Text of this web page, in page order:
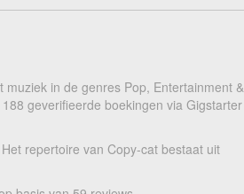
in de genres Pop, Entertainment &
geverifieerde boekingen via Gigstarter
repertoire van Copy-cat bestaat uit